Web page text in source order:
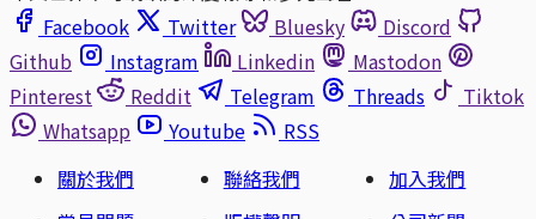
Facebook
Twitter Bluesky
Discord
Github
Instagram Linkedin
Mastodon
Pinterest
Reddit Telegram Threads
Tiktok
Whatsapp
Youtube
RSS
關於我們
聯絡我們
加入我們